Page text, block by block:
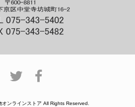
ンラインストア All Rights Reserved.